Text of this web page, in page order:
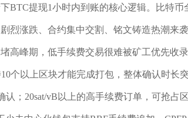
BTC提现1小时内到账的核心逻辑。比特
烈涨跌、合约集中交割、铭文铸造热潮来
高峰期，低手续费交易很难被矿工优先收
个以上区块才能完成打包，整体确认时长
；20sat/vB以上的高手续费订单，可抢占